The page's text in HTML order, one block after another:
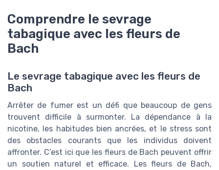
Comprendre le sevrage
tabagique avec les fleurs de
Bach
Le sevrage tabagique avec les fleurs de
Bach
Arrêter de fumer est un défi que beaucoup de gens
trouvent difficile à surmonter. La dépendance à la
nicotine, les habitudes bien ancrées, et le stress sont
des obstacles courants que les individus doivent
affronter. C’est ici que les fleurs de Bach peuvent offrir
un soutien naturel et efficace. Les fleurs de Bach,